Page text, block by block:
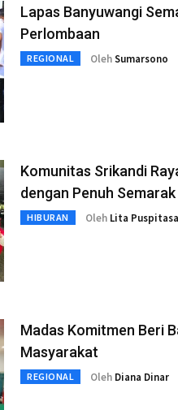
Lapas Banyuwangi
Perlombaan
REGIONAL OlehSumarsono
Komunitas Srikandi
dengan Penuh Semarak
HIBURAN Oleh Lita
Madas Komitmen Beri
Masyarakat
REGIONAL Oleh Diana Dinar